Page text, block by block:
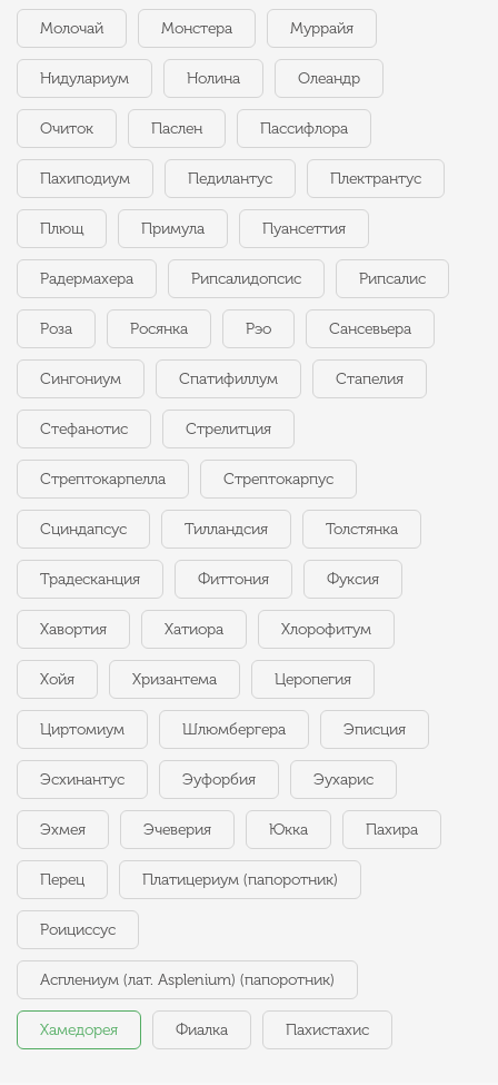
Молочай Монстера Муррайя
Нидулариум Нолина Олеандр
Очиток Паслен Пассифлора
Пахиподиум Педилантус Плектрантус
Плющ Примула Пуансеттия
Радермахера Рипсалидопсис Рипсалис
Роза Росянка Рэо Сансевьера
Сингониум Спатифиллум Стапелия
Стефанотис Стрелитция
Стрептокарпелла Стрептокарпус
Сциндапсус Тилландсия Толстянка
Традесканция Фиттония Фуксия
Хавортия Хатиора Хлорофитум
Хойя Хризантема Церопегия
Циртомиум Шлюмбергера Эписция
Эсхинантус Эуфорбия Эухарис
Эхмея Эчеверия Юкка Пахира
Перец Платицериум (папоротник)
Роициссус
Асплениум (лат. Asplenium) (папоротник)
Хамедорея Фиалка Пахистахис